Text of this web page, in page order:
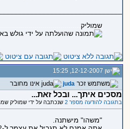
שמוליק..............
juda
מסכים איתך... ובכל זאת...
בתגובה להודעה מספר 2 שנכתבה על ידי שמוליק
"משהו" מישתנה.